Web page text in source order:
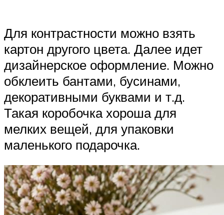
Для контрастности можно взять
картон другого цвета. Далее идет
дизайнерское оформление. Можно
обклеить бантами, бусинами,
декоративными буквами и т.д.
Такая коробочка хороша для
мелких вещей, для упаковки
маленького подарочка.